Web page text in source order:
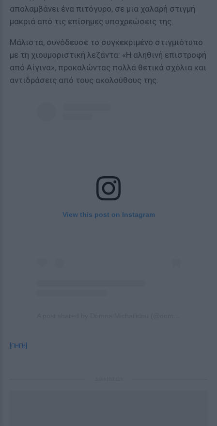
απολαμβάνει ένα πιτόγυρο, σε μια χαλαρή στιγμή
μακριά από τις επίσημες υποχρεώσεις της.
Μάλιστα, συνόδευσε το συγκεκριμένο στιγμιότυπο
με τη χιουμοριστική λεζάντα: «Η αληθινή επιστροφή
από Αίγινα», προκαλώντας πολλά θετικά σχόλια και
αντιδράσεις από τους ακολούθους της.
View this post on Instagram
[ΠΗΓΗ]